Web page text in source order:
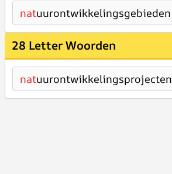
natuurontwikkelingsgebieden
28 Letter Woorden
natuurontwikkelingsprojecten